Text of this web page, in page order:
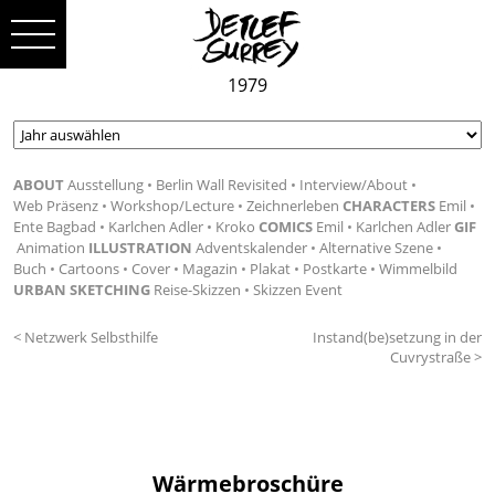
1979
ABOUTAusstellung Berlin Wall Revisited
Interview/About
Web Präsenz
Workshop/Lecture Zeichnerleben CHARACTERS Emil
Ente Bagbad
Karlchen Adler Kroko COMICS Emil Karlchen AdlerGIF
Animation ILLUSTRATION Adventskalender
Alternative Szene
Buch
Cartoons Cover Magazin Plakat Postkarte
Wimmelbild
URBAN SKETCHING Reise-Skizzen Skizzen Event
< Netzwerk Selbsthilfe
Instand(be)setzung in der
Cuvrystraße >
Wärmebroschüre